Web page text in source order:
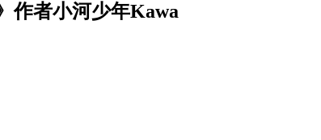
作者小河少年Kawa